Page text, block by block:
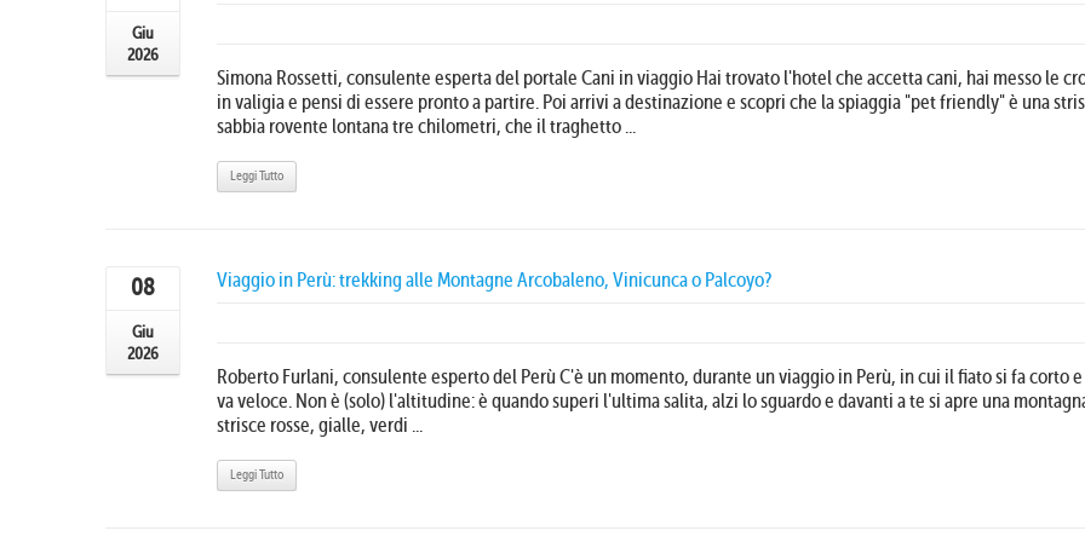
Giu
2026
Simona Rossetti, consulente esperta del portale Cani in viaggio Hai trovato l'hotel che accetta cani, hai messo le
in valigia e pensi di essere pronto a partire. Poi arrivi a destinazione e scopri che la spiaggia "pet friendly" è una
sabbia rovente lontana tre chilometri, che il traghetto ...
Leggi Tutto
08
Giu
2026
Viaggio in Perù: trekking alle Montagne Arcobaleno, Vinicunca o Palcoyo?
Roberto Furlani, consulente esperto del Perù C'è un momento, durante un viaggio in Perù, in cui il fiato si fa corto
va veloce. Non è (solo) l'altitudine: è quando superi l'ultima salita, alzi lo sguardo e davanti a te si apre una
strisce rosse, gialle, verdi ...
Leggi Tutto